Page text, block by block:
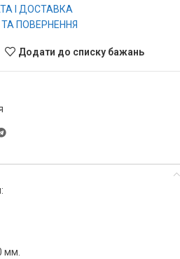
І ДОСТАВКА
ПОВЕРНЕННЯ
Додати до списку бажань
мм.